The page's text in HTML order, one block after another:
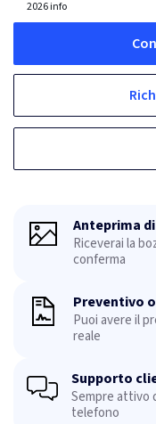
2026info
Anteprima
Riceverai la
conferma
Preventivo
Puoi avere il
reale
Supporto
Sempre attivo
telefono